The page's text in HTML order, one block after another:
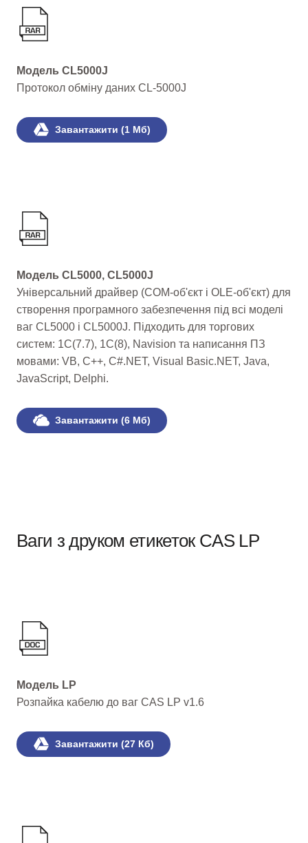
Модель CL5000J
Протокол обміну даних CL-5000J
Завантажити (1 Мб)
Модель CL5000, CL5000J
Універсальний драйвер (COM-об'єкт і OLE-об'єкт) для
створення програмного забезпечення під всі моделі
ваг CL5000 і CL5000J. Підходить для торгових
систем: 1С(7.7), 1С(8), Navision та написання ПЗ
мовами: VB, C++, C#.NET, Visual Basic.NET, Java,
JavaScript, Delphi.
Завантажити (6 Мб)
Ваги з друком етикеток CAS LP
Модель LP
Розпайка кабелю до ваг CAS LP v1.6
Завантажити (27 Кб)